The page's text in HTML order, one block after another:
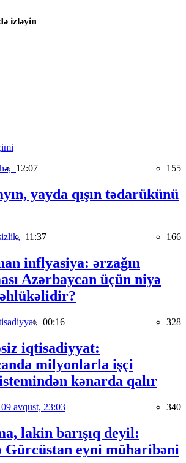
izləyin
12:07 155
yayda qışın tədarükünü
11:37 166
inflyasiya: ərzağın
Azərbaycan üçün niyə
00:16 328
iqtisadiyyat:
milyonlarla işçi
kənarda qalır
09 avqust, 23:03 340
lakin barışıq deyil:
Gürcüstan eyni müharibəni